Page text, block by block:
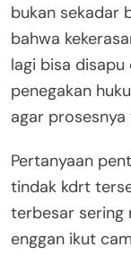
bukan sekadar
bahwa
lagi bisa disapu
penegakan
agar
Pertanyaan
tindak kdrt
terbesar sering
enggan ikut